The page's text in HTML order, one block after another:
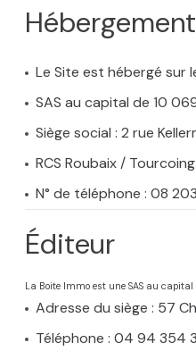
Hébergement
Le Site est hébergé sur
SAS au capital de 10
Siège social : 2 rue
RCS Roubaix /
N° de téléphone : 08
Éditeur
La Boite Immo est une SAS au
Adresse du siège : 57
Téléphone : 04 94 354